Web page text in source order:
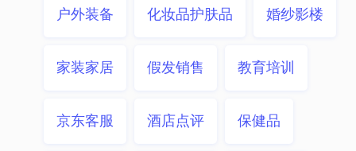
户外装备 化妆品护肤品 婚纱影楼
家装家居 假发销售 教育培训
京东客服 酒店点评 保健品